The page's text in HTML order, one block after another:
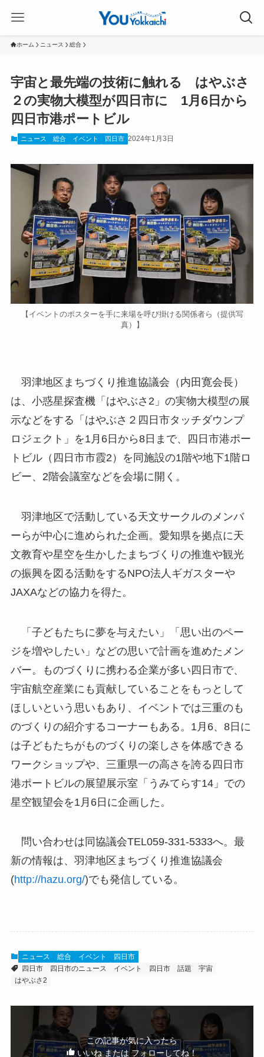
ホーム ニュース 総合
宇宙と最先端の技術に触れる はやぶさ
２の実物大模型が四日市に 1月6日から
四日市港ポートビル
ニュース 総合 イベント 四日市 2024年1月3日
【イベントのポスターを手に来場を呼び掛ける関係者ら（提供写
真）】
羽津地区まちづくり推進協議会（内田寛会長）
は、小惑星探査機「はやぶさ2」の実物大模型の展
示などをする「はやぶさ２四日市タッチダウンプ
ロジェクト」を1月6日から8日まで、四日市港ポー
トビル（四日市市霞2）を同施設の1階や地下1階ロ
ビー、2階会議室などを会場に開く。
羽津地区で活動している天文サークルのメンバ
ーらが中心に進められた企画。愛知県を拠点に天
文教育や星空を生かしたまちづくりの推進や観光
の振興を図る活動をするNPO法人ギガスターや
JAXAなどの協力を得た。
「子どもたちに夢を与えたい」「思い出のペー
ジを増やしたい」などの思いで計画を進めたメン
バー。ものづくりに携わる企業が多い四日市で、
宇宙航空産業にも貢献していることをもっとして
ほしいという思いもあり、イベントでは三重のも
のづくりの紹介するコーナーもある。1月6、8日に
は子どもたちがものづくりの楽しさを体感できる
ワークショップや、三重県一の高さを誇る四日市
港ポートビルの展望展示室「うみてらす14」での
星空観望会を1月6日に企画した。
問い合わせは同協議会TEL059-331-5333へ。最
新の情報は、羽津地区まちづくり推進協議会
(http://hazu.org/)でも発信している。
ニュース 総合 イベント
四日市
四日市
四日市のニュース イベント 四日市 話題
宇宙
はやぶさ2
この記事が気に入ったら
いいね または フォローしてね！